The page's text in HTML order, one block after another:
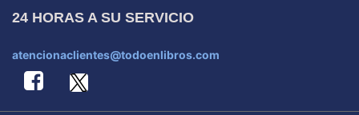
24 HORAS A SU SERVICIO
atencionaclientes@todoenlibros.com